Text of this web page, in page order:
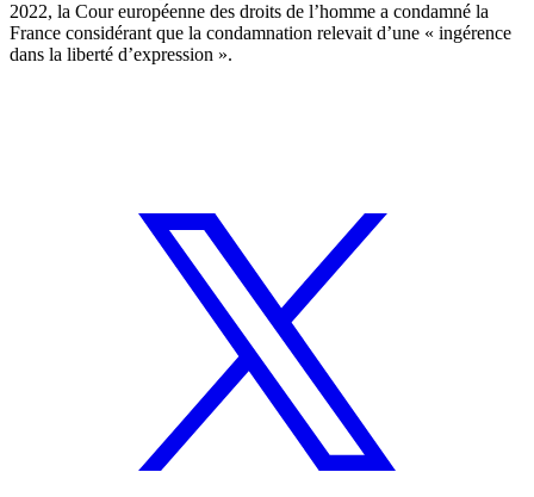
2022, la Cour européenne des droits de l’homme a condamné la
France considérant que la condamnation relevait d’une « ingérence
dans la liberté d’expression ».